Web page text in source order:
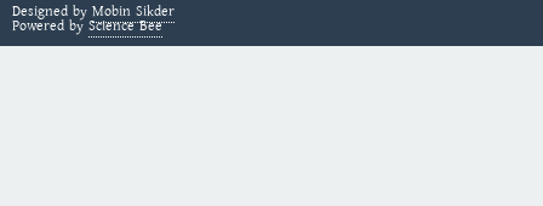
Designed by Mobin Sikder
Powered by Science Bee